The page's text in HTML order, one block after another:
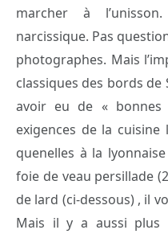
marcher à
narcissique. Pas
photographes. Mais
classiques des bords
avoir eu de «
exigences de la
quenelles à la
foie de veau persillade
de lard (ci-dessous) , il
Mais il y a aussi plus